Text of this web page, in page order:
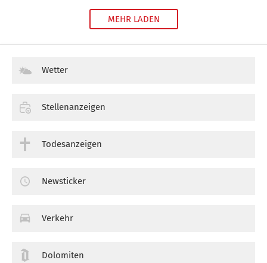
MEHR LADEN
Wetter
Stellenanzeigen
Todesanzeigen
Newsticker
Verkehr
Dolomiten